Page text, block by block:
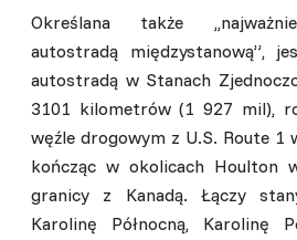
Określana także
autostradą międzystanową”,
autostradą w Stanach
3101 kilometrów (1 927 mil),
węźle drogowym z U.S. Route 1
kończąc w okolicach Houlton
granicy z Kanadą. Łączy
Karolinę Północną, Karolinę